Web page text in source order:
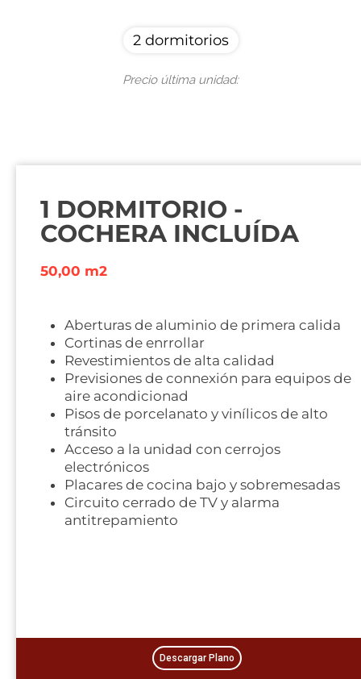
2 dormitorios
Precio última unidad:
1 DORMITORIO -
COCHERA INCLUÍDA
50,00 m2
Aberturas de aluminio de primera calida
Cortinas de enrrollar
Revestimientos de alta calidad
Previsiones de connexión para equipos de
aire acondicionad
Pisos de porcelanato y vinílicos de alto
tránsito
Acceso a la unidad con cerrojos
electrónicos
Placares de cocina bajo y sobremesadas
Circuito cerrado de TV y alarma
antitrepamiento
Descargar Plano